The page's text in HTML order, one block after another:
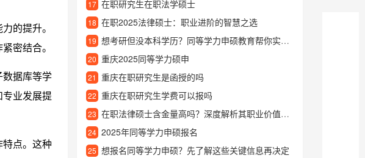
的提升。
密结合。
数据库等学
业发展提
点。这种
17 在职研究生在职法学硕士
18 在职2025法律硕士：职业进阶的智慧之选
19 想考研但没本科学历？同等学力申硕教育帮你实现深造梦想
20 重庆2025同等学力硕申
21 重庆在职研究生是函授的吗
22 重庆在职研究生学费可以报吗
23 在职法律硕士含金量高吗？深度解析其职业价值与认可度
24 2025年同等学力申硕报名
25 想报名同等学力申硕？先了解这些关键信息再决定